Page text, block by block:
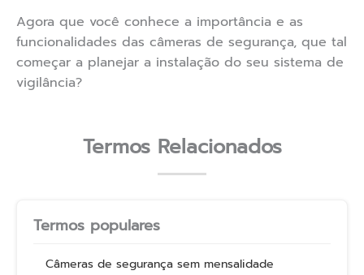
Agora que você conhece a importância e as
funcionalidades das câmeras de segurança, que tal
começar a planejar a instalação do seu sistema de
vigilância?
Termos Relacionados
Termos populares
Câmeras de segurança sem mensalidade